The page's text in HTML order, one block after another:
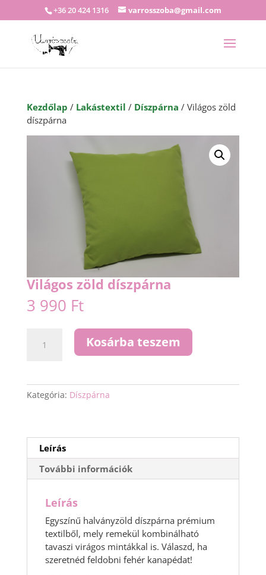
+36 20 424 1316 varrosszoba@gmail.com
Kezdőlap / Lakástextil / Díszpárna / Világos zöld
díszpárna
Világos zöld díszpárna
3 990 Ft
zöld
Kosárba teszem
Kategória: Díszpárna
Leírás
További információk
Leírás
Egyszínű halványzöld díszpárna prémium
textilből, mely remekül kombinálható
tavaszi virágos mintákkal is. Válaszd, ha
szeretnéd feldobni fehér kanapédat!